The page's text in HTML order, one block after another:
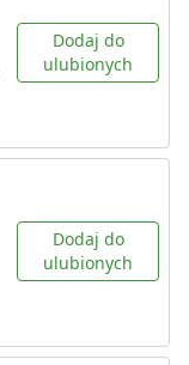
Dodaj do
ulubionych
Dodaj do
ulubionych